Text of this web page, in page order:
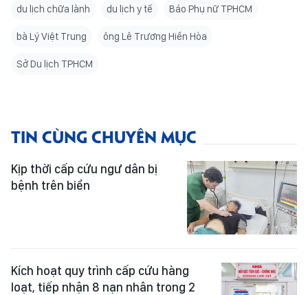
du lịch chữa lành du lịch y tế Báo Phụ nữ TPHCM
bà Lý Việt Trung ông Lê Trương Hiền Hòa
Sở Du lịch TPHCM
TIN CÙNG CHUYÊN MỤC
Kịp thời cấp cứu ngư dân bị
bệnh trên biển
Kích hoạt quy trình cấp cứu hàng
loạt, tiếp nhận 8 nạn nhân trong 2